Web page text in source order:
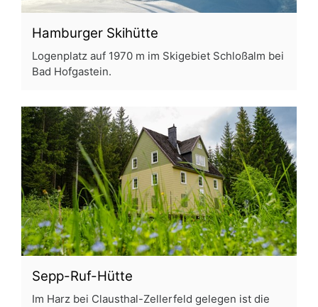
Hamburger Skihütte
Logenplatz auf 1970 m im Skigebiet Schloßalm bei
Bad Hofgastein.
Sepp-Ruf-Hütte
Im Harz bei Clausthal-Zellerfeld gelegen ist die